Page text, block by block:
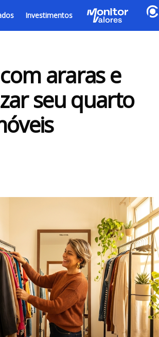
Investimentos
araras e
seu quarto